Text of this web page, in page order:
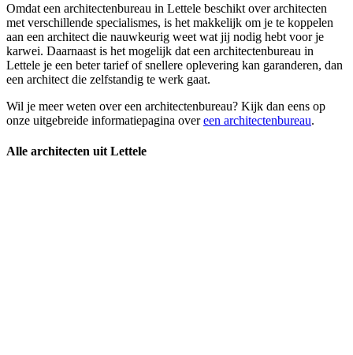
Omdat een architectenbureau in Lettele beschikt over architecten
met verschillende specialismes, is het makkelijk om je te koppelen
aan een architect die nauwkeurig weet wat jij nodig hebt voor je
karwei. Daarnaast is het mogelijk dat een architectenbureau in
Lettele je een beter tarief of snellere oplevering kan garanderen, dan
een architect die zelfstandig te werk gaat.
Wil je meer weten over een architectenbureau? Kijk dan eens op
onze uitgebreide informatiepagina overeen architectenbureau.
Alle architecten uit Lettele